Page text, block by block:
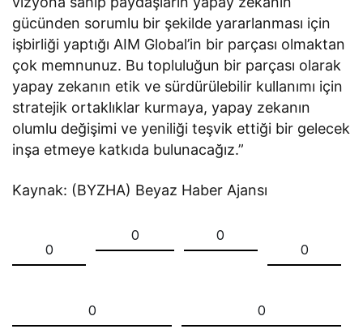
gücünden sorumlu bir şekilde yararlanması için
işbirliği yaptığı AIM Global’in bir parçası olmaktan
çok memnunuz. Bu topluluğun bir parçası olarak
yapay zekanın etik ve sürdürülebilir kullanımı için
stratejik ortaklıklar kurmaya, yapay zekanın
olumlu değişimi ve yeniliği teşvik ettiği bir gelecek
inşa etmeye katkıda bulunacağız.”
Kaynak: (BYZHA) Beyaz Haber Ajansı
0
0
0
0
0 0